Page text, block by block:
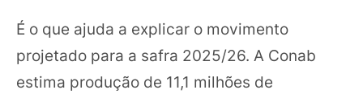
É o que ajuda a explicar o movimento
projetado para a safra 2025/26. A Conab
estima produção de 11,1 milhões de